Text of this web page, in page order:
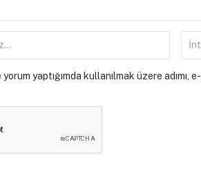
yaptığımda kullanılmak üzere adımı,